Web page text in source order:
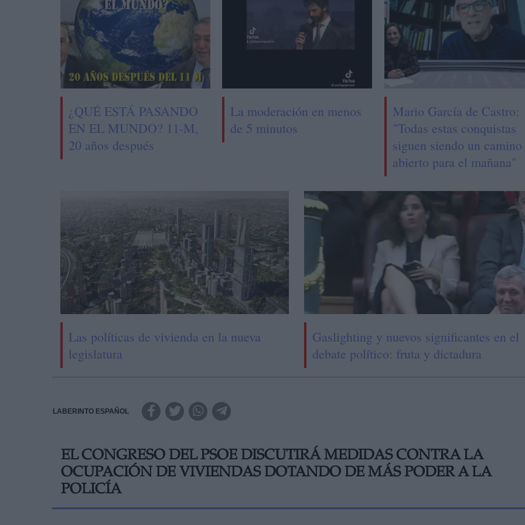
¿QUÉ ESTÁ PASANDO
EN EL MUNDO? 11-M,
20 años después
La moderación en menos
de 5 minutos
Mario García de Castro:
"Todas estas conquistas
siguen siendo un camino
abierto para el mañana"
Las políticas de vivienda en la nueva
legislatura
Gaslighting y nuevos significantes en el
debate político: fruta y dictadura
LABERINTO ESPAÑOL
EL CONGRESO DEL PSOE DISCUTIRÁ MEDIDAS CONTRA LA
OCUPACIÓN DE VIVIENDAS DOTANDO DE MÁS PODER A LA
POLICÍA